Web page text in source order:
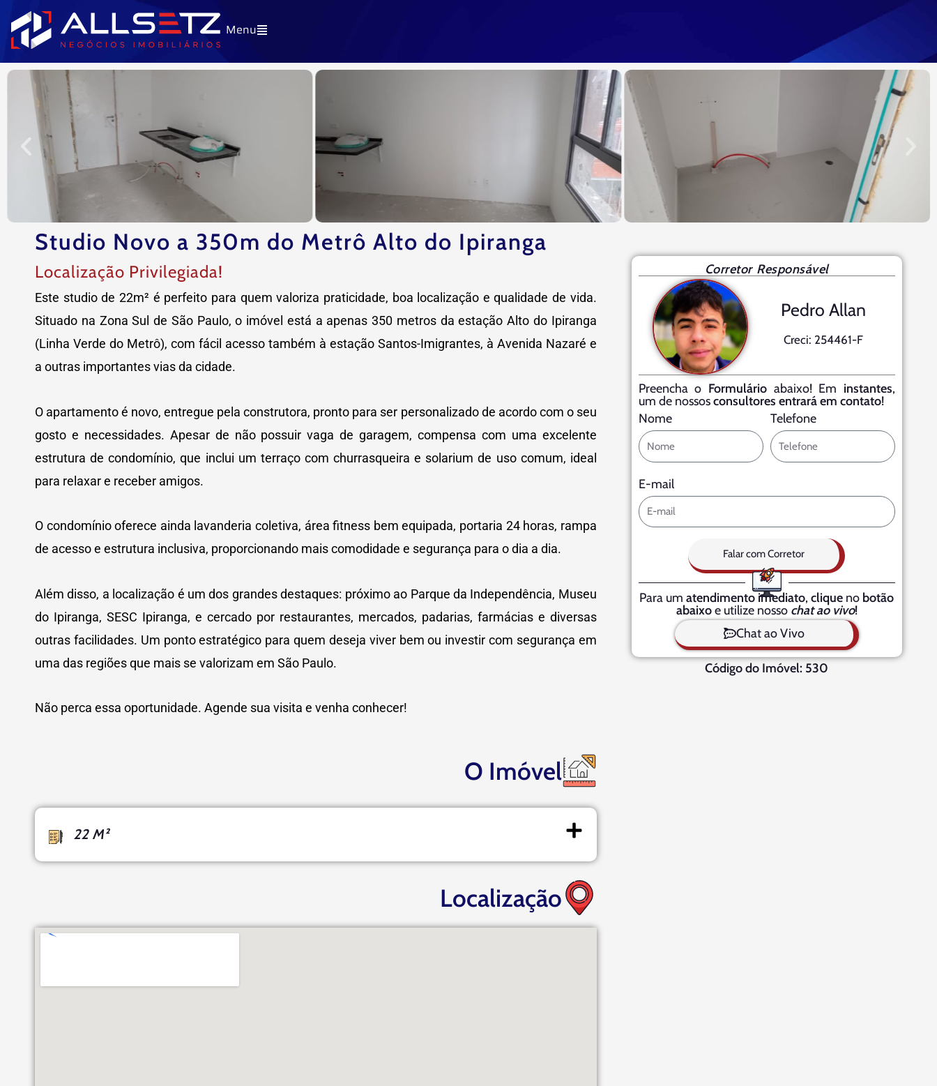
para
conteúdo
Menu
Studio Novo a 350m do Metrô Alto do Ipiranga
Localização Privilegiada!
Este studio de 22m² é perfeito para quem valoriza praticidade, boa localização e qualidade de vida.
Situado na Zona Sul de São Paulo, o imóvel está a apenas 350 metros da estação Alto do Ipiranga
(Linha Verde do Metrô), com fácil acesso também à estação Santos-Imigrantes, à Avenida Nazaré e
a outras importantes vias da cidade.
O apartamento é novo, entregue pela construtora, pronto para ser personalizado de acordo com o seu
gosto e necessidades. Apesar de não possuir vaga de garagem, compensa com uma excelente
estrutura de condomínio, que inclui um terraço com churrasqueira e solarium de uso comum, ideal
para relaxar e receber amigos.
O condomínio oferece ainda lavanderia coletiva, área fitness bem equipada, portaria 24 horas, rampa
de acesso e estrutura inclusiva, proporcionando mais comodidade e segurança para o dia a dia.
Além disso, a localização é um dos grandes destaques: próximo ao Parque da Independência, Museu
do Ipiranga, SESC Ipiranga, e cercado por restaurantes, mercados, padarias, farmácias e diversas
outras facilidades. Um ponto estratégico para quem deseja viver bem ou investir com segurança em
uma das regiões que mais se valorizam em São Paulo.
Não perca essa oportunidade. Agende sua visita e venha conhecer!
O Imóvel
22 M²
Localização
Corretor Responsável
Pedro Allan
Creci: 254461-F
Preencha o Formulário abaixo! Em instantes,
um de nossosconsultores entrará em contato!
Nome
Telefone
E-mail
Falar com Corretor
Para umatendimento imediato,clique no botão
abaixoe utilize nosso chat ao vivo!
Chat ao Vivo
Código do Imóvel: 530